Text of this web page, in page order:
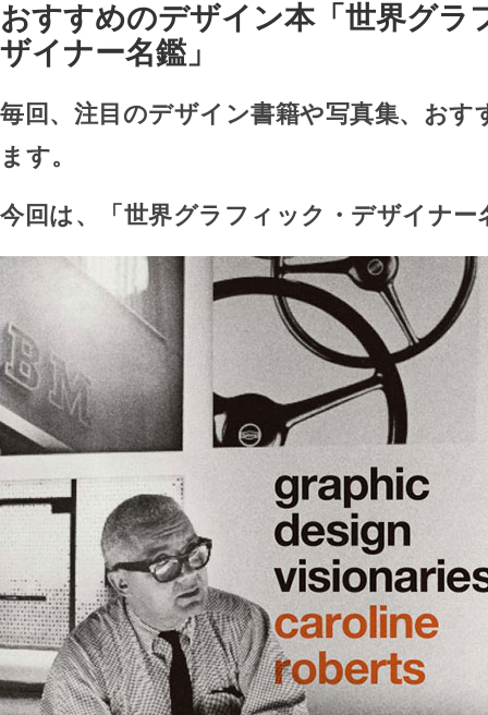
おすすめのデザイン本「世界グラ
ザイナー名鑑」
毎回、注目のデザイン書籍や写真集、おす
ます。
今回は、「世界グラフィック・デザイナー